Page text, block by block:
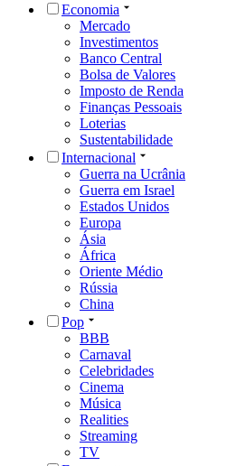
Economia
Mercado
Investimentos
Banco Central
Bolsa de Valores
Imposto de Renda
Finanças Pessoais
Loterias
Sustentabilidade
Internacional
Guerra na Ucrânia
Guerra em Israel
Estados Unidos
Europa
Ásia
África
Oriente Médio
Rússia
China
Pop
BBB
Carnaval
Celebridades
Cinema
Música
Realities
Streaming
TV